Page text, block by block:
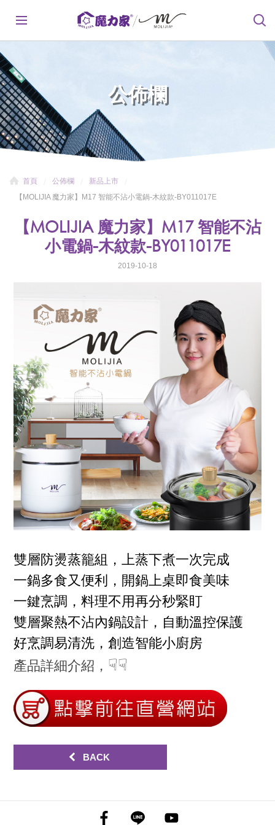
公佈欄
首頁 公佈欄
新品上市
【MOLIJIA 魔力家】M17 智能不沾小電鍋-木紋款-BY011017E
【MOLIJIA 魔力家】M17 智能不沾
小電鍋-木紋款-BY011017E
2019-10-18
雙層防燙蒸籠組，上蒸下煮一次完成
一鍋多食又便利，開鍋上桌即食美味
一鍵烹調，料理不用再分秒緊盯
雙層聚熱不沾內鍋設計，自動溫控保護
好烹調易清洗，創造智能小廚房
產品詳細介紹 ， ☟☟
BACK